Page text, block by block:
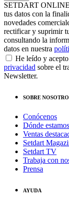
SETDART ONLINE
tus datos con la
novedades
rectificar y suprimir
consultando la
datos en nuestra
He leído y
privacidad sobre el
Newsletter.
SOBRE
Conócenos
Dónde estamos
Ventas
Setdart
Setdart TV
Trabaja con
Prensa
AYUDA